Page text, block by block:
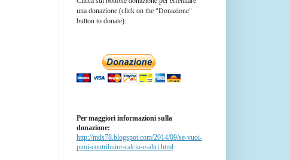
una donazione (click on the "Donazione"
button to donate):
Per maggiori informazioni sulla
donazione:
http://mds78.blogspot.com/2014/09/se-vuoi-
puoi-contribuire-calcio-e-altri.html